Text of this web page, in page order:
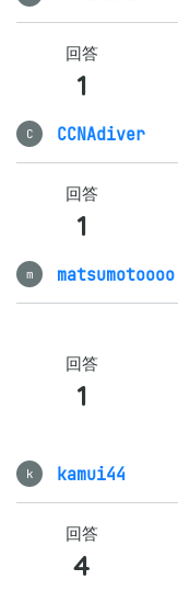
回答
1
C CCNAdiver
回答
1
m matsumotoooo
回答
1
k kamui44
回答
4